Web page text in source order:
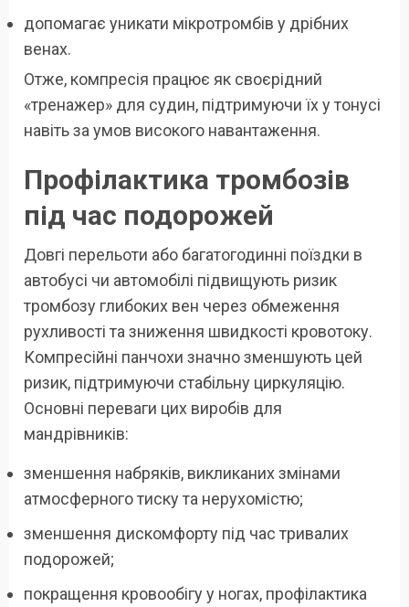
допомагає уникати мікротромбів у дрібних
венах.
Отже, компресія працює як своєрідний
«тренажер» для судин, підтримуючи їх у тонусі
навіть за умов високого навантаження.
Профілактика тромбозів
під час подорожей
Довгі перельоти або багатогодинні поїздки в
автобусі чи автомобілі підвищують ризик
тромбозу глибоких вен через обмеження
рухливості та зниження швидкості кровотоку.
Компресійні панчохи значно зменшують цей
ризик, підтримуючи стабільну циркуляцію.
Основні переваги цих виробів для
мандрівників:
зменшення набряків, викликаних змінами
атмосферного тиску та нерухомістю;
зменшення дискомфорту під час тривалих
подорожей;
покращення кровообігу у ногах, профілактика